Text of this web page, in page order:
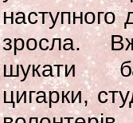
наступного
зросла.
шукати
цигарки,